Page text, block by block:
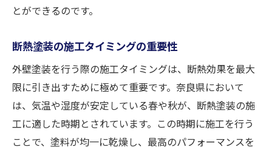
外壁塗装による即効性のある節約法
施工後の効果を実感するチェックポイント
長期的な節約効果を生む塗装の選び方
奈良の気候に合った断熱塗装で環境に優しい住
まいを実現
環境に配慮した塗料の選択基準
とができるのです。
断熱塗装の施工タイミングの重要性
外壁塗装を行う際の施工タイミングは、断熱効果を最大
限に引き出すために極めて重要です。奈良県において
は、気温や湿度が安定している春や秋が、断熱塗装の施
工に適した時期とされています。この時期に施工を行う
ことで、塗料が均一に乾燥し、最高のパフォーマンスを